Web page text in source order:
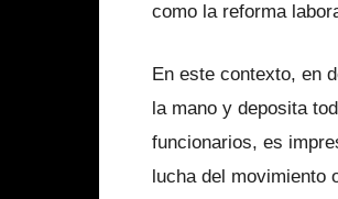
como la reforma
En este contexto, en
la mano y deposita
funcionarios, es
lucha del movimiento